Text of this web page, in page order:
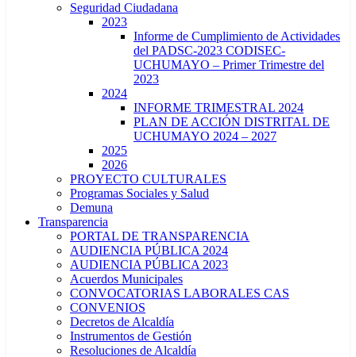
Seguridad Ciudadana
2023
Informe de Cumplimiento de Actividades
del PADSC-2023 CODISEC-
UCHUMAYO – Primer Trimestre del
2023
2024
INFORME TRIMESTRAL 2024
PLAN DE ACCIÓN DISTRITAL DE
UCHUMAYO 2024 – 2027
2025
2026
PROYECTO CULTURALES
Programas Sociales y Salud
Demuna
Transparencia
PORTAL DE TRANSPARENCIA
AUDIENCIA PÚBLICA 2024
AUDIENCIA PÚBLICA 2023
Acuerdos Municipales
CONVOCATORIAS LABORALES CAS
CONVENIOS
Decretos de Alcaldía
Instrumentos de Gestión
Resoluciones de Alcaldía